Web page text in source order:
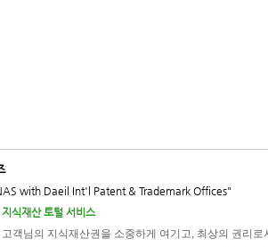
with Daeil Int'l Patent & Trademark Offices"
지식재산 토털 서비스
고객님의 지식재산권을 소중하게 여기고, 최상의 권리